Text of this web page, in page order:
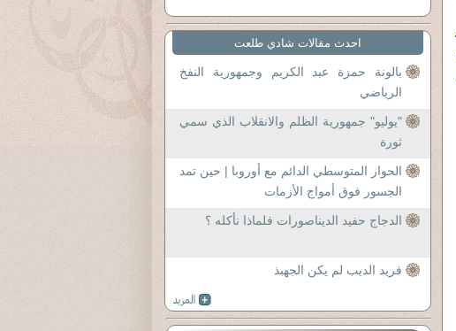
احدث مقالات شادي طلعت
بالونة حمزة عبد الكريم وجمهورية النفخ
الرياضي
"يوليو" جمهورية الظلم والانقلاب الذي سمي
ثورة
الحوار المتوسطي الدائم مع أوروبا | حين تمد
الجسور فوق أمواج الأزمات
الدجاج حفيد الديناصورات فلماذا نأكله ؟
فريد الديب لم يكن الجهبذ